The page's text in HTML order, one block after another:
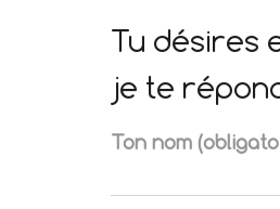
Tu désires
je te
Ton nom